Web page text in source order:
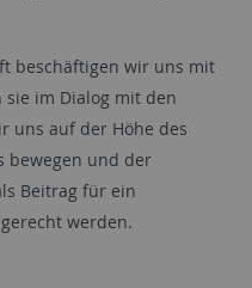
beschäftigen wir uns mit
im Dialog mit den
uns auf der Höhe des
bewegen und der
Beitrag für ein
werden.